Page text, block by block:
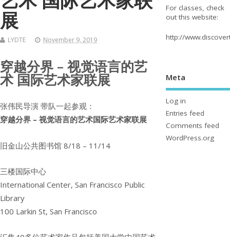
展
LYDTE November 9, 2019
穿越分界 – 视觉语言的艺
术 国际艺术家联展
张伟民导演 带队一起参观：
穿越分界 – 视觉语言的艺术国际艺术家联展
旧金山公共图书馆 8/18 – 11/14
三楼国际中心
International Center, San Francisco Public
Library
100 Larkin St, San Francisco
For classes, check
out this website:
http://
Meta
Log in
Entries feed
Comments feed
WordPress.org